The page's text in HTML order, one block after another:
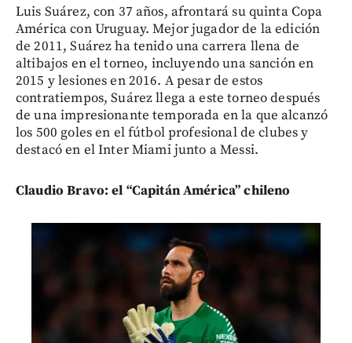
Luis Suárez, con 37 años, afrontará su quinta Copa
América con Uruguay. Mejor jugador de la edición
de 2011, Suárez ha tenido una carrera llena de
altibajos en el torneo, incluyendo una sanción en
2015 y lesiones en 2016. A pesar de estos
contratiempos, Suárez llega a este torneo después
de una impresionante temporada en la que alcanzó
los 500 goles en el fútbol profesional de clubes y
destacó en el Inter Miami junto a Messi.
Claudio Bravo: el “Capitán América” chileno